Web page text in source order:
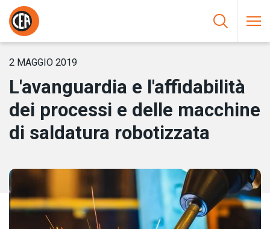
Vai al contenuto
HOME/
PROCESSI E DELLE MACCHINE DI SALDATURA ROBOTIZZATA
2 MAGGIO 2019
L'avanguardia e l'affidabilità
dei processi e delle macchine
di saldatura robotizzata